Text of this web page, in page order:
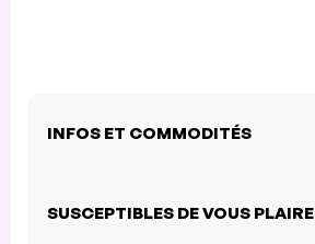
INFOS ET COMMODITÉS
SUSCEPTIBLES DE VOUS PLAIRE